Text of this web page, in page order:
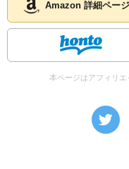
Amazon 詳細ペー
本ページはアフィリ